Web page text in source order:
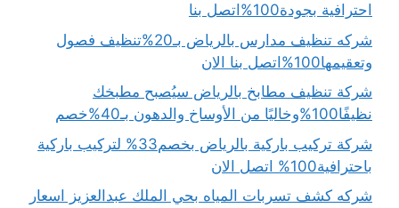
احترافية بجودة100%اتصل بنا
شركه تنظيف مدارس بالرياض بـ20%تنظيف فصول
وتعقيمها100%اتصل بنا الان
شركة تنظيف مطابخ بالرياض سيُصبح مطبخك
نظيفًا100%وخاليًا من الأوساخ والدهون بـ40%خصم
شركة تركيب باركية بالرياض بخصم33% لتركيب باركية
باحترافية100% اتصل الان
شركه كشف تسربات المياه بحي الملك عبدالعزيز اسعار